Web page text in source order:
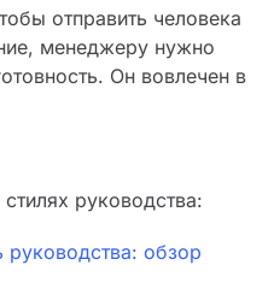
отправить человека
менеджеру нужно
Он вовлечен в
руководства:
руководства: обзор